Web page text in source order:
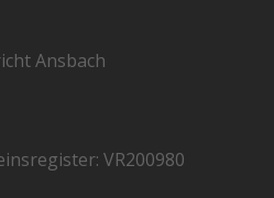
Ansbach
VR200980